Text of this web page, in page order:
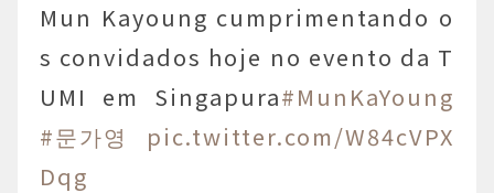
Mun Kayoung cumprimentando o
s convidados hoje no evento da T
UMI em Singapura#MunKaYoung
#문가영
pic.twitter.com/W84cVPX
Dqg